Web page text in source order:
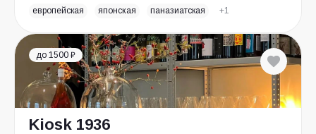
европейская японская паназиатская +1
до 1500 ₽
Kiosk 1936